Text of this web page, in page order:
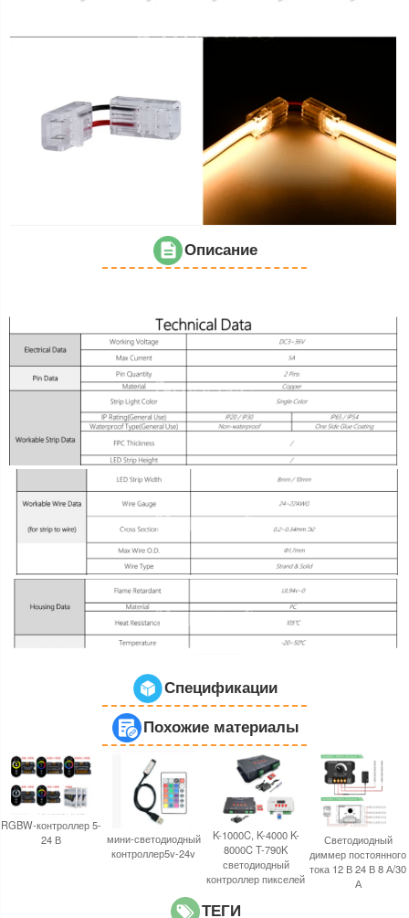
Описание
Спецификации
Похожие материалы
RGBW-контроллер 5-
24 В
мини-светодиодный
контроллер5v-24v
K-1000C, K-4000 K-
8000C T-790K
светодиодный
контроллер пикселей
Светодиодный
диммер постоянного
тока 12 В 24 В 8 А/30
А
ТЕГИ